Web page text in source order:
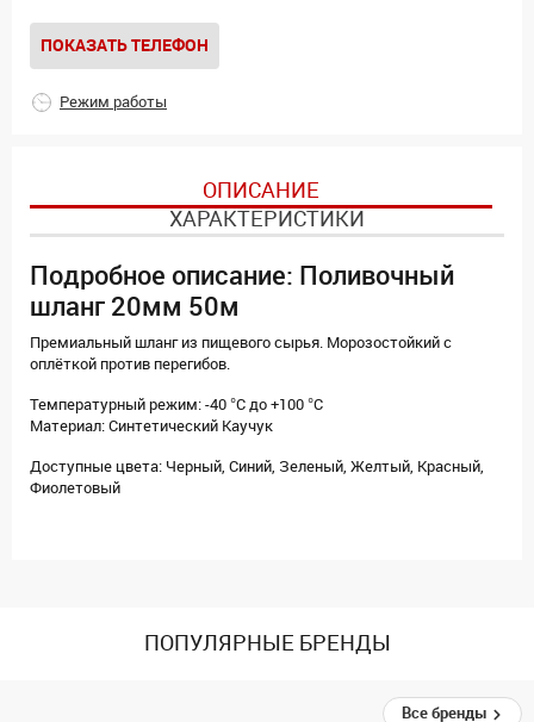
ПОКАЗАТЬ ТЕЛЕФОН
Режим работы
ОПИСАНИЕ
ХАРАКТЕРИСТИКИ
Подробное описание: Поливочный
шланг 20мм 50м
Премиальный шланг из пищевого сырья. Морозостойкий с
оплёткой против перегибов.
Температурный режим: -40 °C до +100 °C
Материал: Синтетический Каучук
Доступные цвета: Черный, Синий, Зеленый, Желтый, Красный,
Фиолетовый
ПОПУЛЯРНЫЕ БРЕНДЫ
Все бренды